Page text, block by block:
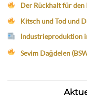
Der Rückhalt für
Kitsch und Tod und
Industrieproduktion
Sevim Dağdelen